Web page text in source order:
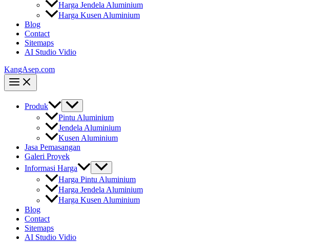
Harga Jendela Aluminium
Harga Kusen Aluminium
Blog
Contact
Sitemaps
AI Studio Vidio
KangAsep.com
Produk
Pintu Aluminium
Jendela Aluminium
Kusen Aluminium
Jasa Pemasangan
Galeri Proyek
Informasi Harga
Harga Pintu Aluminium
Harga Jendela Aluminium
Harga Kusen Aluminium
Blog
Contact
Sitemaps
AI Studio Vidio